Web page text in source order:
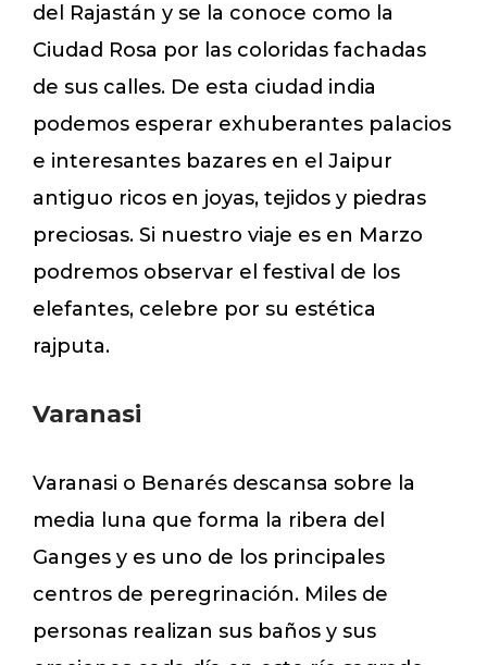
del Rajastán y se la conoce como la
Ciudad Rosa por las coloridas fachadas
de sus calles. De esta ciudad india
podemos esperar exhuberantes palacios
e interesantes bazares en el Jaipur
antiguo ricos en joyas, tejidos y piedras
preciosas. Si nuestro viaje es en Marzo
podremos observar el festival de los
elefantes, celebre por su estética
rajputa.
Varanasi
Varanasi o Benarés descansa sobre la
media luna que forma la ribera del
Ganges y es uno de los principales
centros de peregrinación. Miles de
personas realizan sus baños y sus